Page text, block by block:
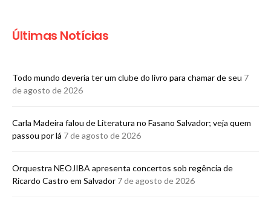
Últimas Notícias
Todo mundo deveria ter um clube do livro para chamar de seu 7
de agosto de 2026
Carla Madeira falou de Literatura no Fasano Salvador; veja quem
passou por lá 7 de agosto de 2026
Orquestra NEOJIBA apresenta concertos sob regência de
Ricardo Castro em Salvador 7 de agosto de 2026